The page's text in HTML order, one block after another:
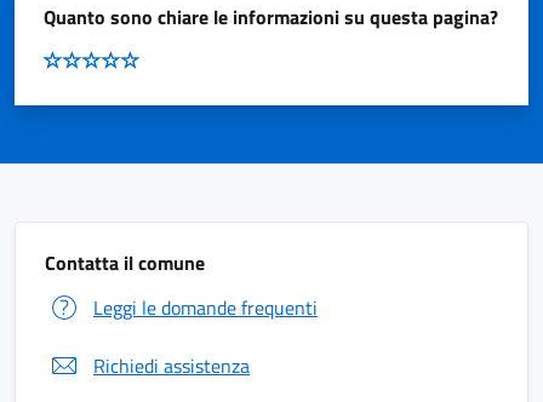
Quanto sono chiare le informazioni su questa pagina?
Contatta il comune
Leggi le domande frequenti
Richiedi assistenza